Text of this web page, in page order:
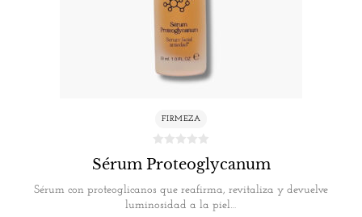
FIRMEZA
Sérum Proteoglycanum
Sérum con proteoglicanos que reafirma, revitaliza y devuelve
luminosidad a la piel…